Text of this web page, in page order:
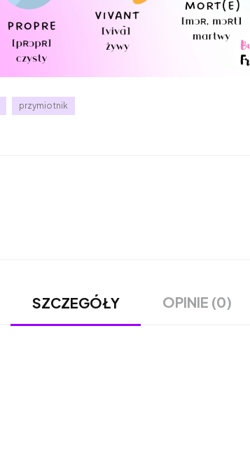
przymiotnik
SZCZEGÓŁY OPINIE (0)